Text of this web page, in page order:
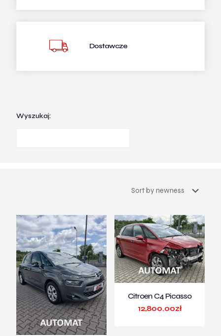
Dostawcze
Wyszukaj:
Citroen C4 Picasso
12,800.00zł